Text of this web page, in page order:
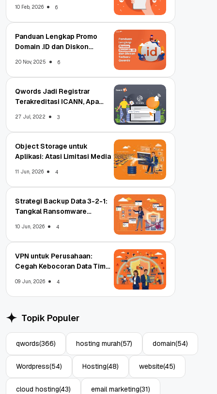
10 Feb, 2026 6
Panduan Lengkap Promo
Domain .ID dan Diskon
20 Nov, 2025 6
Qwords Jadi Registrar
Terakreditasi ICANN, Apa
27 Jul, 2022 3
Object Storage untuk
Aplikasi: Atasi Limitasi Media
11 Jun, 2026 4
Strategi Backup Data 3-2-1:
Tangkal Ransomware
10 Jun, 2026 4
VPN untuk Perusahaan:
Cegah Kebocoran Data Tim
09 Jun, 2026 4
Topik Populer
qwords(366) hosting murah(57) domain(54)
Wordpress(54) Hosting(48) website(45)
cloud hosting(43) email marketing(31)